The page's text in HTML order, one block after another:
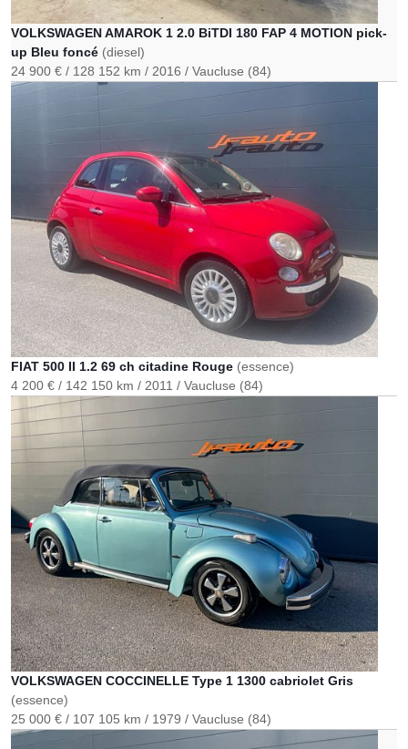
VOLKSWAGEN AMAROK 1 2.0 BiTDI 180 FAP 4 MOTION pick-
up Bleu foncé (diesel)
24 900 €
128 152 km 2016 Vaucluse (84)
FIAT 500 II 1.2 69 ch citadine Rouge (essence)
4 200 €
142 150 km 2011 Vaucluse (84)
VOLKSWAGEN COCCINELLE Type 1 1300 cabriolet Gris
(essence)
25 000 €
107 105 km 1979 Vaucluse (84)